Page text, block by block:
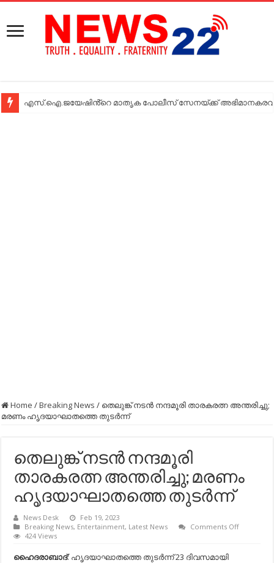
എസ്.ഐ.ജയേഷിൻ്റെ മാതൃക പോലീസ് സേനയ്ക്ക്
Home /Breaking News / തെലുങ്ക് നടൻ നന്ദമൂരി താരകരത്ന അന്തരിച്ചു;
മരണം ഹൃദയാഘാതത്തെ തുടർന്ന്
തെലുങ്ക് നടൻ നന്ദമൂരി
താരകരത്ന അന്തരിച്ചു; മരണം
ഹൃദയാഘാതത്തെ തുടർന്ന്
News Desk
Feb 19, 2023
Breaking News, Entertainment, Latest News Comments Offon
424 Views
ഹൈദരാബാദ്: ഹൃദയാഘാതത്തെ തുടർന്ന് 23 ദിവസമായി